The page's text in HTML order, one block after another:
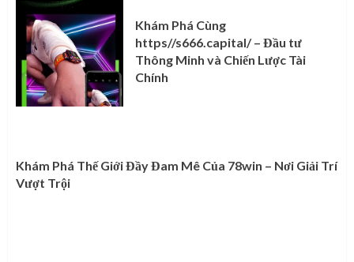
Khám Phá Cùng
https//s666.capital/ – Đầu tư
Thông Minh và Chiến Lược Tài
Chính
Khám Phá Thế Giới Đầy Đam Mê Của 78win – Nơi Giải Trí
Vượt Trội